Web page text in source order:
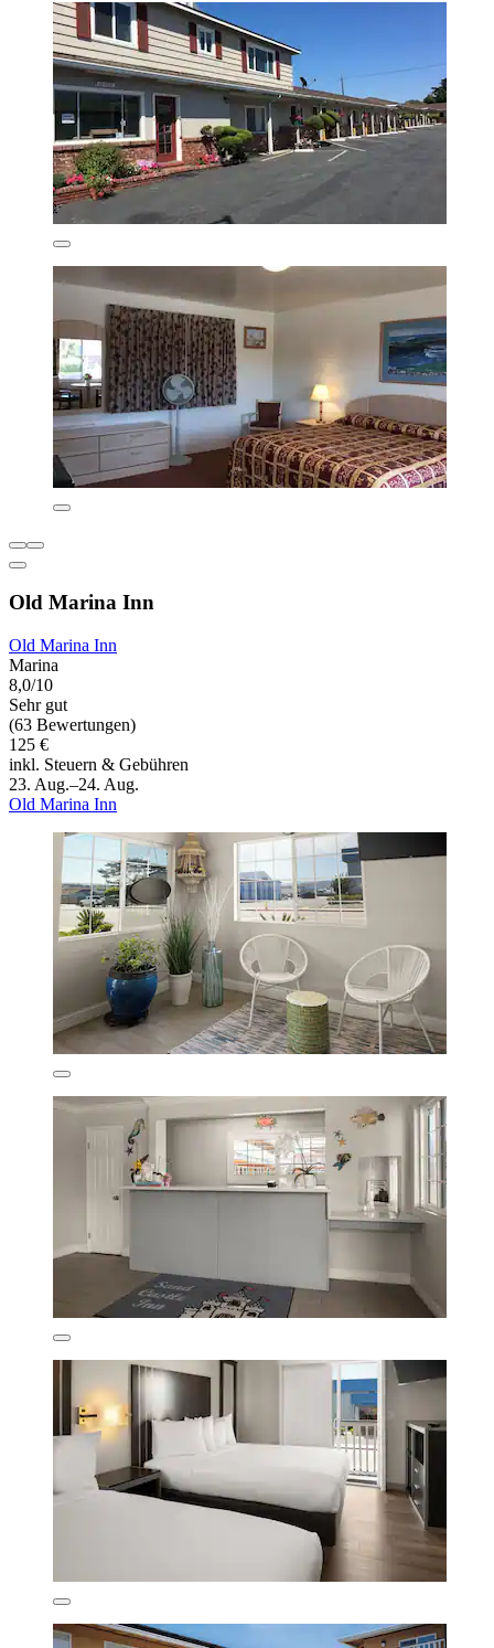
Old Marina Inn
Old Marina Inn
Marina
8,0/10
Sehr gut
(63 Bewertungen)
125 €
inkl. Steuern & Gebühren
23. Aug.–24. Aug.
Old Marina Inn